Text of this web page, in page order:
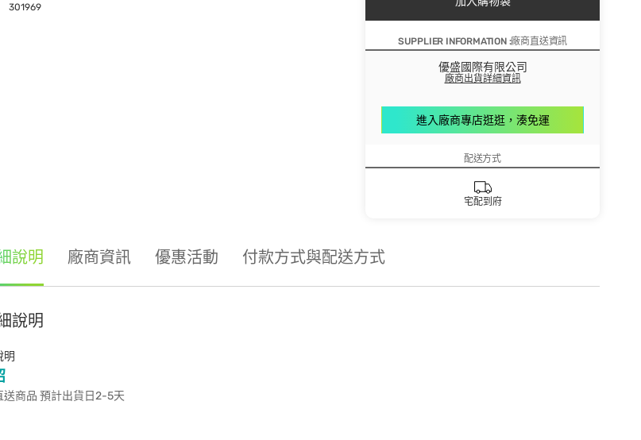
SUPPLIER INFORMATION :廠商直送資訊
優盛國際有限公司
廠商出貨詳細資訊
進入廠商專店逛逛，湊免運
配送方式
宅配到府
301969
說明 廠商資訊 優惠活動 付款方式與配送方式
說明
明
送商品 預計出貨日2-5天